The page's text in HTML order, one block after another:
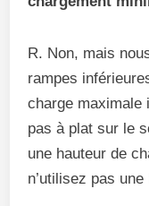
R. Non, mais
rampes
charge maximale
pas à plat sur le
une hauteur de
n’utilisez pas